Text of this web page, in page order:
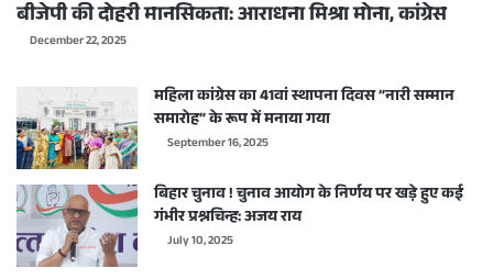
बीजेपी की दोहरी मानसिकता: आराधना मिश्रा मोना, कांग्रेस
December 22, 2025
महिला कांग्रेस का 41वां स्थापना दिवस “नारी सम्मान
समारोह” के रूप में मनाया गया
September 16, 2025
बिहार चुनाव ! चुनाव आयोग के निर्णय पर खड़े हुए कई
गंभीर प्रश्नचिन्ह: अजय राय
July 10, 2025